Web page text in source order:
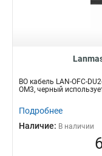
ВО кабель LAN-OFC-
OM3, черный
Подробнее
Наличие: В наличии